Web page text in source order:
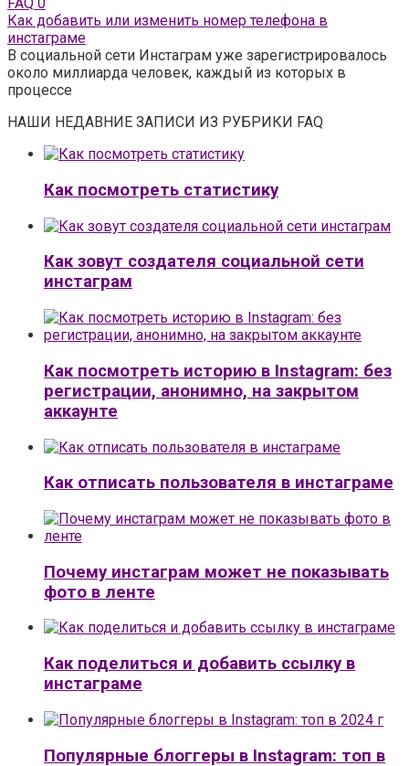
Как добавить или изменить номер телефона в
инстаграме
В социальной сети Инстаграм уже зарегистрировалось
около миллиарда человек, каждый из которых в
процессе
НАШИ НЕДАВНИЕ ЗАПИСИ ИЗ РУБРИКИ FAQ
Как посмотреть статистику
Как зовут создателя социальной сети
инстаграм
Как посмотреть историю в Instagram: без
регистрации, анонимно, на закрытом
аккаунте
Как отписать пользователя в инстаграме
Почему инстаграм может не показывать
фото в ленте
Как поделиться и добавить ссылку в
инстаграме
Популярные блоггеры в Instagram: топ в